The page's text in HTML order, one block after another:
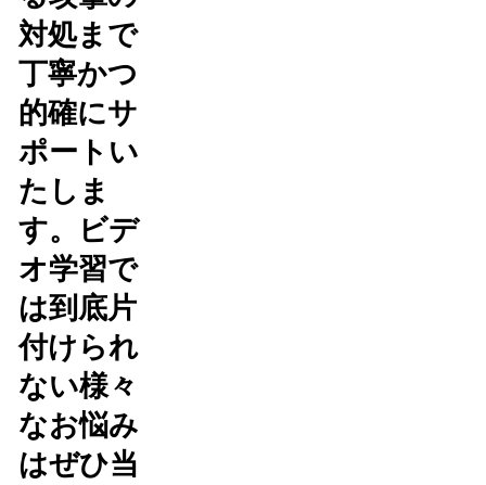
対処まで
丁寧かつ
的確にサ
ポートい
たしま
す。ビデ
オ学習で
は到底片
付けられ
ない様々
なお悩み
はぜひ当